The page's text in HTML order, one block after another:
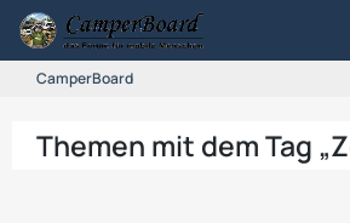
CamperBoard
Themen mit dem Tag